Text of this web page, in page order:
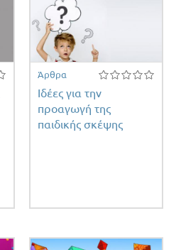
Άρθρα
Ιδέες για την
προαγωγή της
παιδικής σκέψης